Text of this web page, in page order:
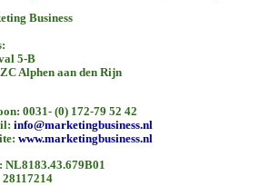
Business
5-B
Alphen aan den Rijn
0031- (0) 172-79 52 42
info@marketingbusiness.nl
www.marketingbusiness.nl
NL8183.43.679B01